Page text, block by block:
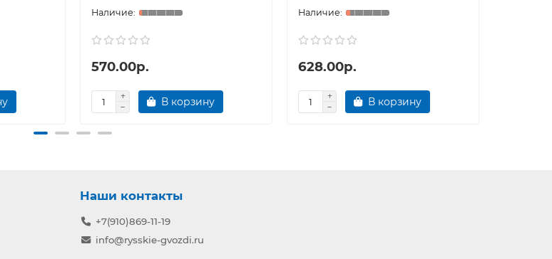
570.00р.
В корзину
628.00р.
В корзину
Наши контакты
+7(910)869-11-19
info@rysskie-gvozdi.ru